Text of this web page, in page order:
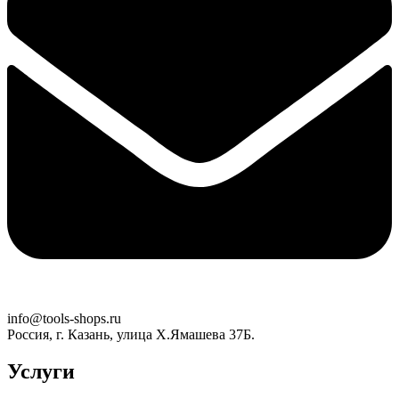
info@tools-shops.ru
Россия, г. Казань, улица Х.Ямашева 37Б.
Услуги